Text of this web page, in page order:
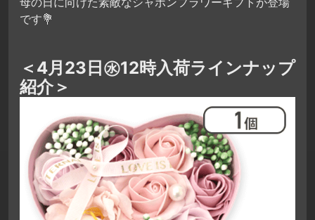
です💐
＜4月23日㊌12時入荷ラインナップ
紹介＞